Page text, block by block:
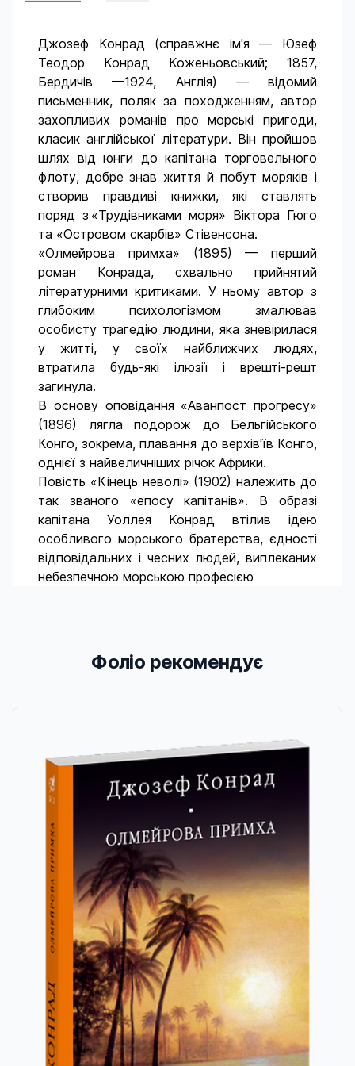
Джозеф Конрад (справжнє ім'я — Юзеф
Теодор Конрад Коженьовський; 1857,
Бердичів —1924, Англія) — відомий
письменник, поляк за походженням, автор
захопливих романів про морські пригоди,
класик англійської літератури. Він пройшов
шлях від юнги до капітана торговельного
флоту, добре знав життя й побут моряків і
створив правдиві книжки, які ставлять
поряд з «Трудівниками моря» Віктора Гюго
та «Островом скарбів» Стівенсона.
«Олмейрова примха» (1895) — перший
роман Конрада, схвально прийнятий
літературними критиками. У ньому автор з
глибоким психологізмом змалював
особисту трагедію людини, яка зневірилася
у житті, у своїх найближ­чих людях,
втратила будь-які ілюзії і врешті-решт
загинула.
В основу оповідання «Аванпост прогресу»
(1896) лягла подорож до Бельгійського
Конго, зокрема, плавання до верхів'їв Конго,
однієї з найвеличніших річок Африки.
Повість «Кінець неволі» (1902) належить до
так званого «епосу капітанів». В образі
капітана Уоллея Конрад втілив ідею
особливого морського братерства, єдності
відповідальних і чесних людей, виплеканих
небезпечною морською професією
Фоліо рекомендує